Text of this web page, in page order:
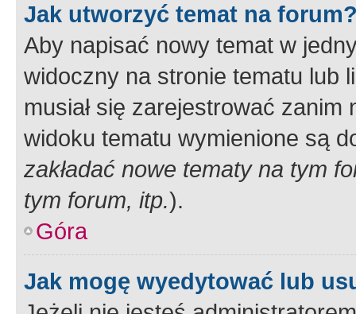
Jak utworzyć temat na
Aby napisać nowy temat w
widoczny na stronie tematu lub
musiał się zarejestrować
widoku tematu wymienione są
zakładać nowe tematy na tym
tym forum, itp.).
Góra
Jak mogę wyedytować lub